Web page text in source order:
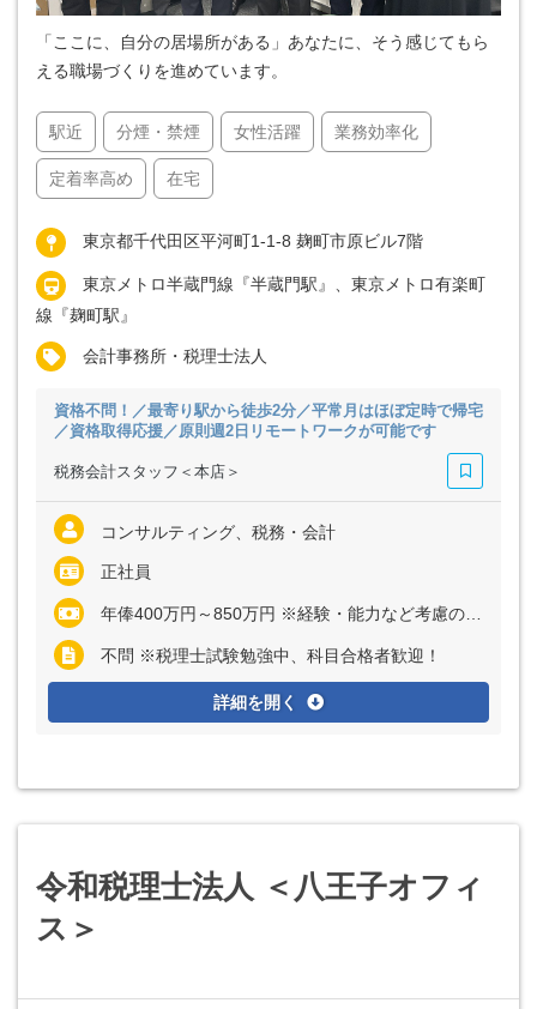
「ここに、自分の居場所がある」あなたに、そう感じてもら
える職場づくりを進めています。
駅近 分煙・禁煙 女性活躍 業務効率化
定着率高め 在宅
東京都千代田区平河町1-1-8 麹町市原ビル7階
東京メトロ半蔵門線『半蔵門駅』、東京メトロ有楽町
線『麹町駅』
会計事務所・税理士法人
資格不問！／最寄り駅から徒歩2分／平常月はほぼ定時で帰宅
／資格取得応援／原則週2日リモートワークが可能です
税務会計スタッフ＜本店＞
コンサルティング、税務・会計
正社員
年俸400万円～850万円 ※経験・能力など考慮の上、決定いたします ※上記に固定残業代（月30時間分＝5万3600円～13万4000円）を含む ※超過分は別途全額支給
不問 ※税理士試験勉強中、科目合格者歓迎！
詳細を開く
令和税理士法人 ＜八王子オフィ
ス＞